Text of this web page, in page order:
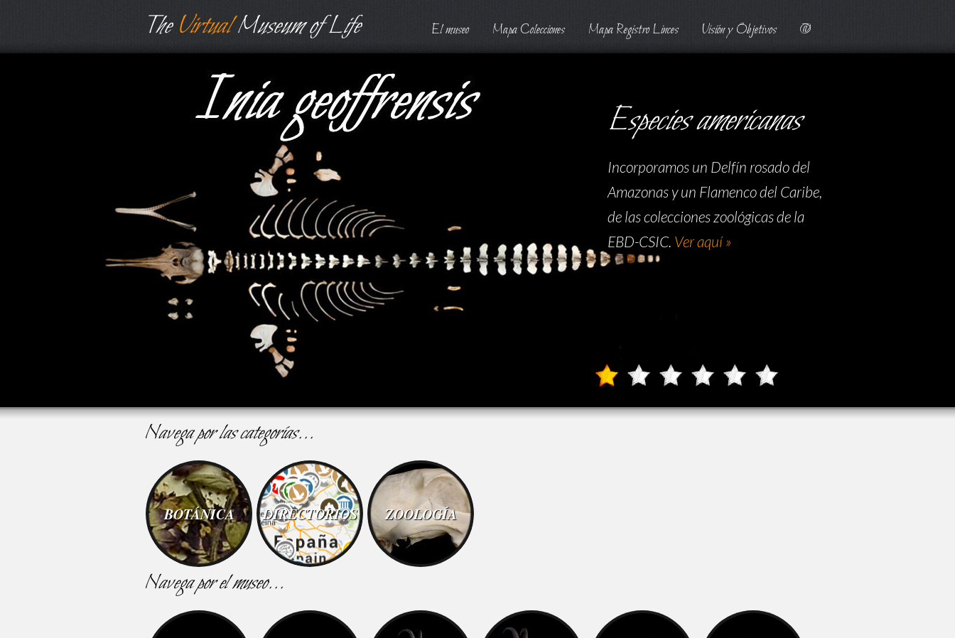
TheVirtualMuseum of Life El museo Mapa Colecciones Mapa Registro Linces Visión y Objetivos @
Especies americanas
Incorporamos un Delfín rosado del
Amazonas y un Flamenco del Caribe,
de las colecciones zoológicas de la
EBD-CSIC. Ver aquí »
Navega por las categorías...
BOTÁNICA DIRECTORIOS ZOOLOGÍA
Navega por el museo...